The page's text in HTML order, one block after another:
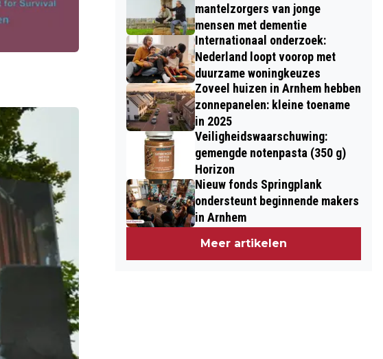
mantelzorgers van jonge
mensen met dementie
Internationaal onderzoek:
Nederland loopt voorop met
duurzame woningkeuzes
Zoveel huizen in Arnhem hebben
zonnepanelen: kleine toename
in 2025
Veiligheidswaarschuwing:
gemengde notenpasta (350 g)
Horizon
Nieuw fonds Springplank
ondersteunt beginnende makers
in Arnhem
Meer artikelen